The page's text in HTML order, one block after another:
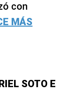
con
MÁS
SOTO E